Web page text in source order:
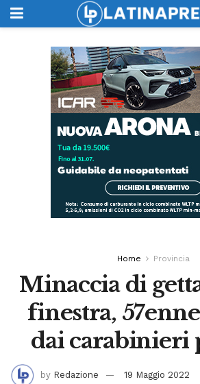
Home Provincia
Minaccia di
finestra,
dai carabinieri
by Redazione 19 Maggio 2022